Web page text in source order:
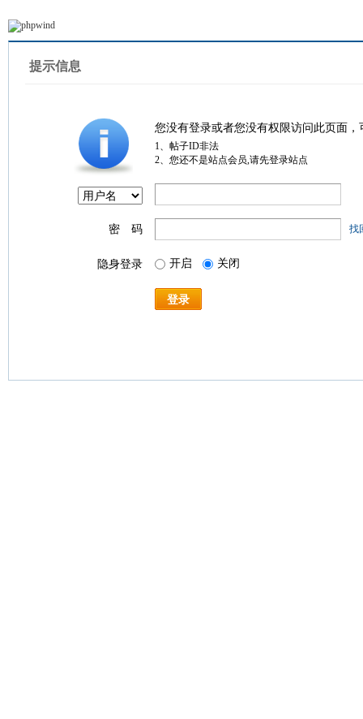
提示信息
您没有登录或者您没有权限访问此页面
1、帖子ID非法
2、您还不是站点会员,请先登录站点
密 码 找
隐身登录 开启 关闭
登录